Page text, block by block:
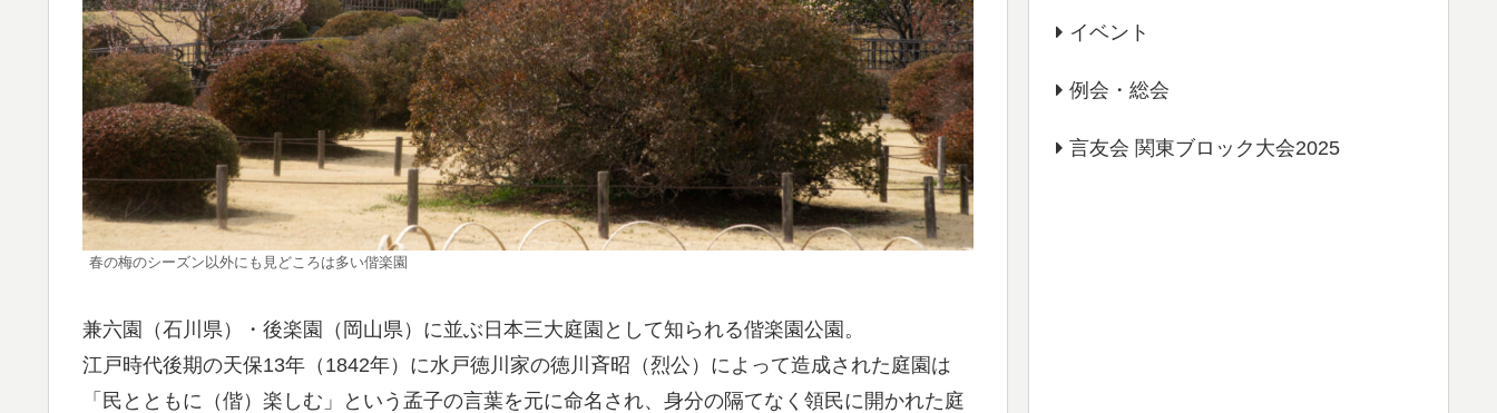
春の梅のシーズン以外にも見どころは多い偕楽園
兼六園（石川県）・後楽園（岡山県）に並ぶ日本三大庭園として知られる偕楽園公園。
江戸時代後期の天保13年（1842年）に水戸徳川家の徳川斉昭（烈公）によって造成された庭園は
「民とともに（偕）楽しむ」という孟子の言葉を元に命名され、身分の隔てなく領民に開かれた庭
イベント
例会・総会
言友会 関東ブロック大会2025